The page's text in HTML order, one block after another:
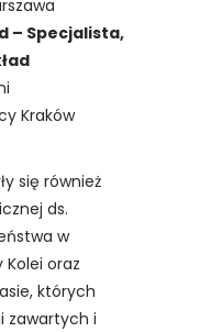
– Specjalista,
Kraków
się również
ds.
w
Kolei oraz
których
zawartych i